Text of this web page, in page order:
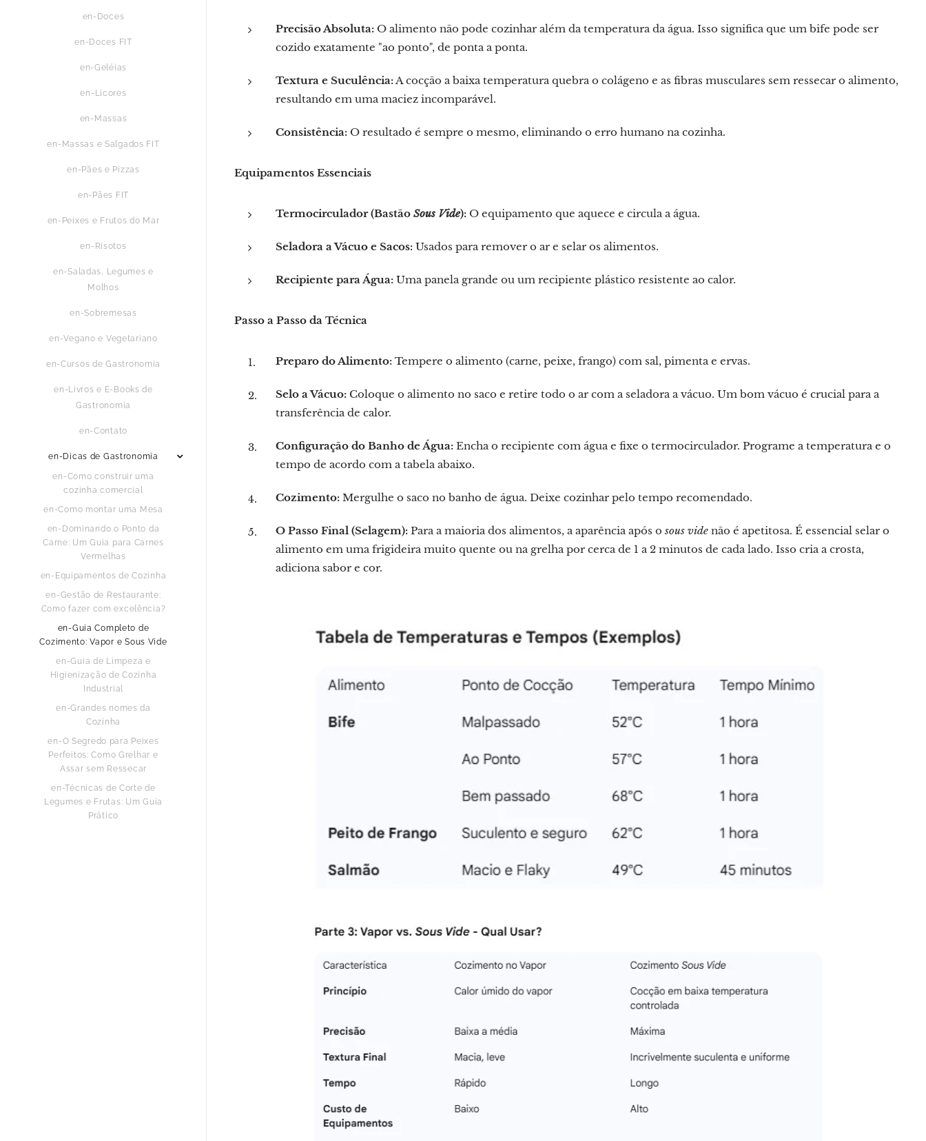
en-Doces
en-Doces FIT
en-Geléias
en-Licores
en-Massas
en-Massas e Salgados FIT
en-Pães e Pizzas
en-Pães FIT
en-Peixes e Frutos do Mar
en-Risotos
en-Saladas, Legumes e
Molhos
en-Sobremesas
en-Vegano e Vegetariano
en-Cursos de Gastronomia
en-Livros e E-Books de
Gastronomia
en-Contato
en-Dicas de Gastronomia
en-Como construir uma
cozinha comercial
en-Como montar uma Mesa
en-Dominando o Ponto da
Carne: Um Guia para Carnes
Vermelhas
en-Equipamentos de Cozinha
en-Gestão de Restaurante:
Como fazer com excelência?
en-Guia Completo de
Cozimento: Vapor e Sous Vide
en-Guia de Limpeza e
Higienização de Cozinha
Industrial
en-Grandes nomes da
Cozinha
en-O Segredo para Peixes
Perfeitos: Como Grelhar e
Assar sem Ressecar
en-Técnicas de Corte de
Legumes e Frutas: Um Guia
Prático
Precisão Absoluta: O alimento não pode cozinhar além da temperatura da água. Isso significa que um bife pode ser
cozido exatamente "ao ponto", de ponta a ponta.
Textura e Suculência:A cocção a baixa temperatura quebra o colágeno e as fibras musculares sem ressecar o alimento,
resultando em uma maciez incomparável.
Consistência: O resultado é sempre o mesmo, eliminando o erro humano na cozinha.
Equipamentos Essenciais
Termocirculador (Bastão Sous Vide): O equipamento que aquece e circula a água.
Seladora a Vácuo e Sacos: Usados para remover o ar e selar os alimentos.
Recipiente para Água: Uma panela grande ou um recipiente plástico resistente ao calor.
Passo a Passo da Técnica
Preparo do Alimento: Tempere o alimento (carne, peixe, frango) com sal, pimenta e ervas.
Selo a Vácuo: Coloque o alimento no saco e retire todo o ar com a seladora a vácuo. Um bom vácuo é crucial para a
transferência de calor.
Configuração do Banho de Água: Encha o recipiente com água e fixe o termocirculador. Programe a temperatura e o
tempo de acordo com a tabela abaixo.
Cozimento: Mergulhe o saco no banho de água. Deixe cozinhar pelo tempo recomendado.
O Passo Final (Selagem): Para a maioria dos alimentos, a aparência após osous vide não é apetitosa. É essencial selar o
alimento em uma frigideira muito quente ou na grelha por cerca de 1 a 2 minutos de cada lado. Isso cria a crosta,
adiciona sabor e cor.